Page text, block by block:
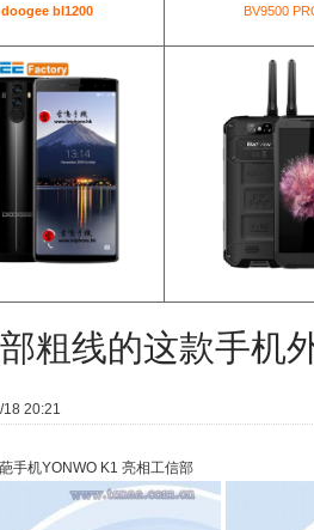
doogee bl1200 BV9500
粗线的这款手机
20:21
手机YONWO K1 亮相工信部